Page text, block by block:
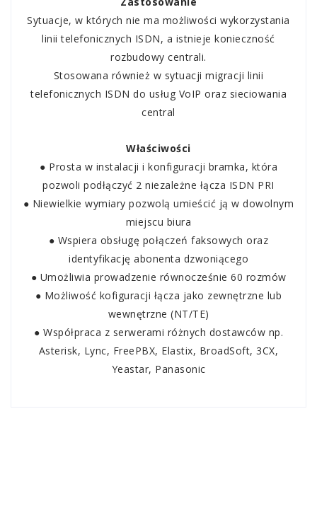
Sytuacje, w których nie ma możliwości wykorzystania
linii telefonicznych ISDN, a istnieje konieczność
rozbudowy centrali.
Stosowana również w sytuacji migracji linii
telefonicznych ISDN do usług VoIP oraz sieciowania
central
Właściwości
● Prosta w instalacji i konfiguracji bramka, która
pozwoli podłączyć 2 niezależne łącza ISDN PRI
● Niewielkie wymiary pozwolą umieścić ją w dowolnym
miejscu biura
● Wspiera obsługę połączeń faksowych oraz
identyfikację abonenta dzwoniącego
● Umożliwia prowadzenie równocześnie 60 rozmów
● Możliwość kofiguracji łącza jako zewnętrzne lub
wewnętrzne (NT/TE)
● Współpraca z serwerami różnych dostawców np.
Asterisk, Lync, FreePBX, Elastix, BroadSoft, 3CX,
Yeastar, Panasonic